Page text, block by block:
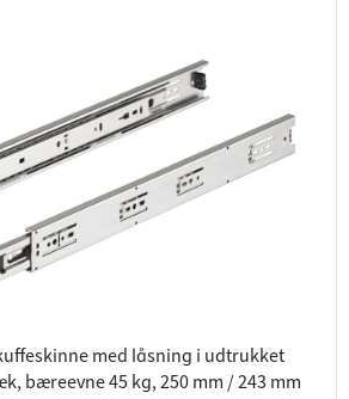
med låsning i udtrukket
bæreevne 45 kg, 250 mm / 243 mm